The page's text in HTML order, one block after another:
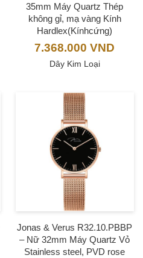
35mm Máy Quartz Thép
không gỉ, mạ vàng Kính
Hardlex(Kínhcứng)
7.368.000VND
Dây Kim Loại
Jonas & Verus R32.10.PBBP
– Nữ 32mm Máy Quartz Vỏ
Stainless steel, PVD rose